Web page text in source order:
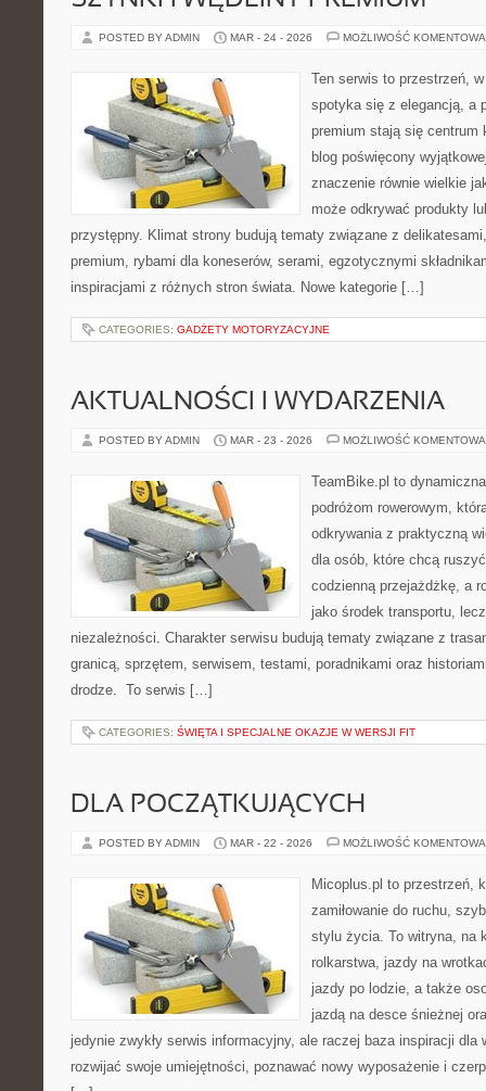
POSTED BY ADMIN MAR - 24 - 2026 MOŻLIWOŚĆ
Ten serwis to przestrzeń,
spotyka się z elegancją, a
premium stają się centrum
blog poświęcony
znaczenie równie wielkie
może odkrywać produkty
przystępny. Klimat strony budują tematy związane z
premium, rybami dla koneserów, serami, egzotycznymi
inspiracjami z różnych stron świata. Nowe kategorie […]
CATEGORIES: GADŻETY MOTORYZACYJNE
AKTUALNOŚCI I WYDARZENIA
POSTED BY ADMIN MAR - 23 - 2026 MOŻLIWOŚĆ
TeamBike.pl to
podróżom rowerowym,
odkrywania z praktyczną
dla osób, które chcą
codzienną przejażdżkę, a
jako środek transportu,
niezależności. Charakter serwisu budują tematy związane z
granicą, sprzętem, serwisem, testami, poradnikami oraz
drodze. To serwis […]
CATEGORIES: ŚWIĘTA I SPECJALNE OKAZJE W WERSJI FIT
DLA POCZĄTKUJĄCYCH
POSTED BY ADMIN MAR - 22 - 2026 MOŻLIWOŚĆ
Micoplus.pl to przestrzeń,
zamiłowanie do ruchu,
stylu życia. To witryna, na
rolkarstwa, jazdy na
jazdy po lodzie, a także
jazdą na desce śnieżnej
jedynie zwykły serwis informacyjny, ale raczej baza inspiracji
rozwijać swoje umiejętności, poznawać nowy wyposażenie i